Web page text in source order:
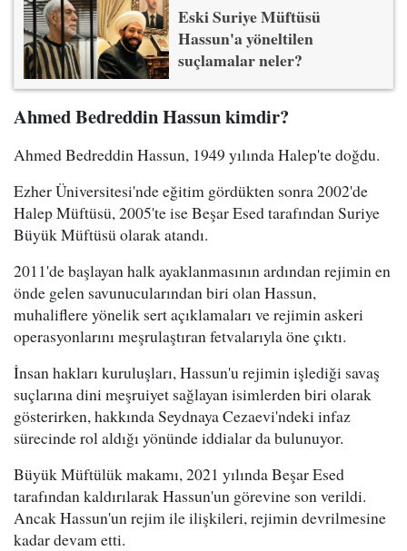
Eski Suriye Müftüsü
Hassun'a yöneltilen
suçlamalar neler?
Ahmed Bedreddin Hassun kimdir?
Ahmed Bedreddin Hassun, 1949 yılında Halep'te doğdu.
Ezher Üniversitesi'nde eğitim gördükten sonra 2002'de
Halep Müftüsü, 2005'te ise Beşar Esed tarafından Suriye
Büyük Müftüsü olarak atandı.
2011'de başlayan halk ayaklanmasının ardından rejimin en
önde gelen savunucularından biri olan Hassun,
muhaliflere yönelik sert açıklamaları ve rejimin askeri
operasyonlarını meşrulaştıran fetvalarıyla öne çıktı.
İnsan hakları kuruluşları, Hassun'u rejimin işlediği savaş
suçlarına dini meşruiyet sağlayan isimlerden biri olarak
gösterirken, hakkında Seydnaya Cezaevi'ndeki infaz
sürecinde rol aldığı yönünde iddialar da bulunuyor.
Büyük Müftülük makamı, 2021 yılında Beşar Esed
tarafından kaldırılarak Hassun'un görevine son verildi.
Ancak Hassun'un rejim ile ilişkileri, rejimin devrilmesine
kadar devam etti.